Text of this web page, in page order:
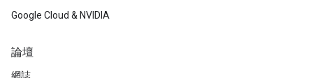
Google Cloud & NVIDIA
論壇
網誌